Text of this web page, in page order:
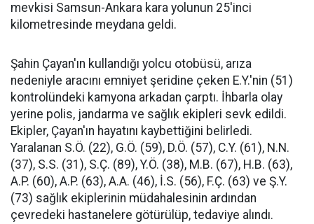
mevkisi Samsun-Ankara kara yolunun 25'inci
kilometresinde meydana geldi.
Şahin Çayan'ın kullandığı yolcu otobüsü, arıza
nedeniyle aracını emniyet şeridine çeken E.Y.'nin (51)
kontrolündeki kamyona arkadan çarptı. İhbarla olay
yerine polis, jandarma ve sağlık ekipleri sevk edildi.
Ekipler, Çayan'ın hayatını kaybettiğini belirledi.
Yaralanan S.Ö. (22), G.Ö. (59), D.Ö. (57), C.Y. (61), N.N.
(37), S.S. (31), S.Ç. (89), Y.Ö. (38), M.B. (67), H.B. (63),
A.P. (60), A.P. (63), A.A. (46), İ.S. (56), F.Ç. (63) ve Ş.Y.
(73) sağlık ekiplerinin müdahalesinin ardından
çevredeki hastanelere götürülüp, tedaviye alındı.